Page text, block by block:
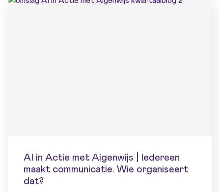
AI in Actie met Aigenwijs | Iedereen
maakt communicatie. Wie organiseert
dat?